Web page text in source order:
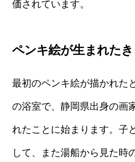
価されています。
ペンキ絵が生まれた
最初のペンキ絵が描かれた
の浴室で、静岡県出身の画
れたことに始まります。子
して、また湯船から見た時